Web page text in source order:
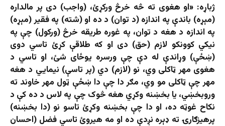
ژباړه: «او هغوی ته څه خرڅ ورکړئ، (واجب) دی پر مالداره
(مېړه) باندې په اندازه (د توان) د ده او (شته) په فقیر (مېړه)
په اندازه د هغه د توان، په غوره طریقه خرڅ (ورکول) چې په
نیکي کوونکو لازم (حق) دی او که طلاقې کړئ تاسي دوی
(ښځې) وړاندې له دې چې ورسره یوځای شئ، او تاسي د
هغوی مهر ټاکلی وي، نو (لازم) دي (پر تاسې) نیمایي د هغه
مهر چې ټاکلی مو وي، مګر دا چې دا ښځې ټول مهر خاوند ته
وروبخښي، یا بخښنه وکړي هغه څوک چې په لاس د ده کې د
نکاح غوټه ده، او دا چې بخښنه وکړئ تاسو نو (دا بخښنه)
پرهیزګارۍ ته ډېره نږدې ده او مه هیروئ تاسي فضل (احسان